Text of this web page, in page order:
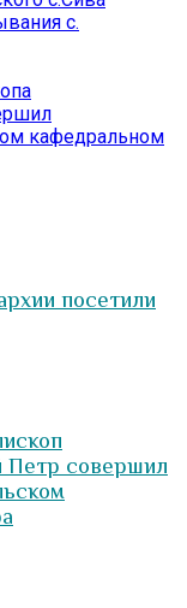
с.
кафедральном
посетили
Петр совершил